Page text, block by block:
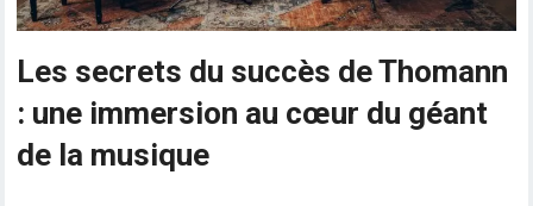
Les secrets du succès de Thomann
: une immersion au cœur du géant
de la musique